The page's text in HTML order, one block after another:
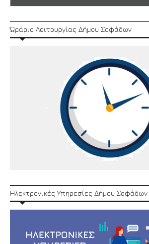
Ώράριο Λειτουργίας Δήμου Σοφάδων
Ηλεκτρονικές Υπηρεσίες Δήμου Σοφάδων